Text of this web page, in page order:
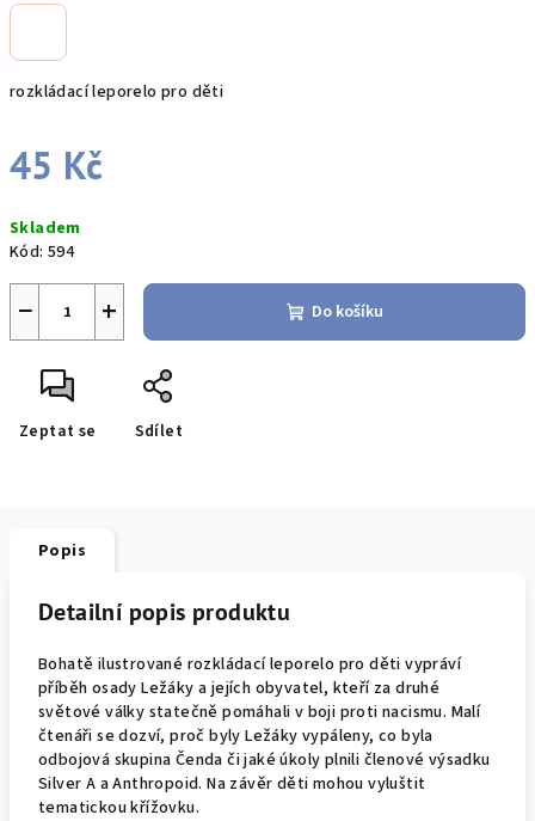
rozkládací leporelo pro děti
45 Kč
cena:
Skladem
Kód: 594
+
− Do košíku
Zeptat se Sdílet
Popis
Detailní popis produktu
Bohatě ilustrované rozkládací leporelo pro děti vypráví
příběh osady Ležáky a jejích obyvatel, kteří za druhé
světové války statečně pomáhali v boji proti nacismu. Malí
čtenáři se dozví, proč byly Ležáky vypáleny, co byla
odbojová skupina Čenda či jaké úkoly plnili členové výsadku
Silver A a Anthropoid. Na závěr děti mohou vyluštit
tematickou křížovku.